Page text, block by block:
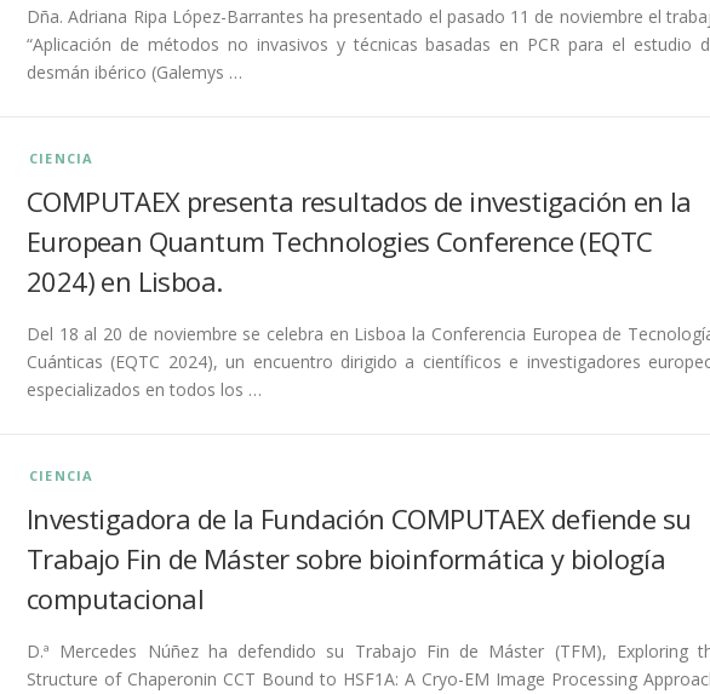
Dña. Adriana Ripa López-Barrantes ha presentado el pasado 11 de noviembre el
“Aplicación de métodos no invasivos y técnicas basadas en PCR para el estudio
desmán ibérico (Galemys …
CIENCIA
COMPUTAEX presenta resultados de investigación en la
European Quantum Technologies Conference (EQTC
2024) en Lisboa.
Del 18 al 20 de noviembre se celebra en Lisboa la Conferencia Europea de
Cuánticas (EQTC 2024), un encuentro dirigido a científicos e investigadores
especializados en todos los …
CIENCIA
Investigadora de la Fundación COMPUTAEX defiende su
Trabajo Fin de Máster sobre bioinformática y biología
computacional
D.ª Mercedes Núñez ha defendido su Trabajo Fin de Máster (TFM), Exploring
Structure of Chaperonin CCT Bound to HSF1A: A Cryo-EM Image Processing